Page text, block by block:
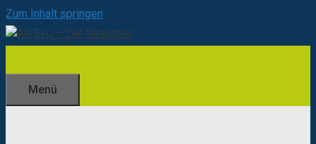
Zum Inhalt springen
Menü